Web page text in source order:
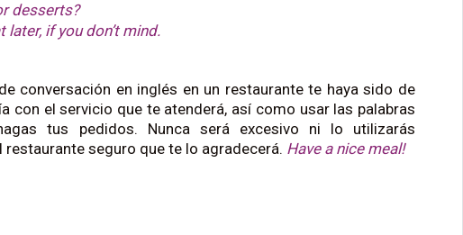
desserts?
if you don’t mind.
conversación en inglés en un restaurante te haya sido de
con el servicio que te atenderá, así como usar las palabras
tus pedidos. Nunca será excesivo ni lo utilizarás
seguro que te lo agradecerá. Have a nice meal!